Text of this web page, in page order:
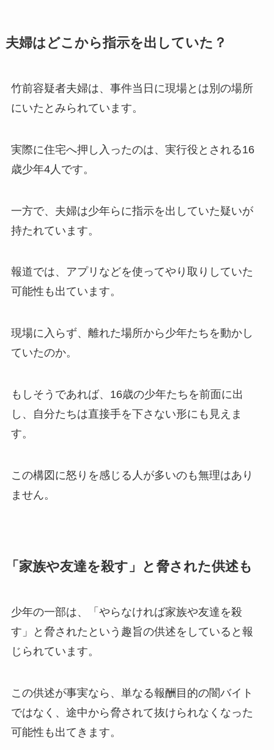
夫婦はどこから指示を出していた？
竹前容疑者夫婦は、事件当日に現場とは別の場所
にいたとみられています。
実際に住宅へ押し入ったのは、実行役とされる16
歳少年4人です。
一方で、夫婦は少年らに指示を出していた疑いが
持たれています。
報道では、アプリなどを使ってやり取りしていた
可能性も出ています。
現場に入らず、離れた場所から少年たちを動かし
ていたのか。
もしそうであれば、16歳の少年たちを前面に出
し、自分たちは直接手を下さない形にも見えま
す。
この構図に怒りを感じる人が多いのも無理はあり
ません。
「家族や友達を殺す」と脅された供述も
少年の一部は、「やらなければ家族や友達を殺
す」と脅されたという趣旨の供述をしていると報
じられています。
この供述が事実なら、単なる報酬目的の闇バイト
ではなく、途中から脅されて抜けられなくなった
可能性も出てきます。